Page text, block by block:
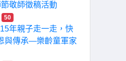
敬師徵稿活動
50
年親子走一走，快
與傳承—樂齡童軍家